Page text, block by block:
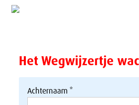
Het Wegwijzertje
Achternaam *